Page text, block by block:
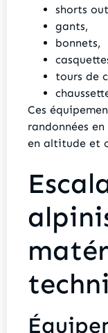
shorts
gants,
bonnets,
tours de
Ces
randonnées
en altitude et